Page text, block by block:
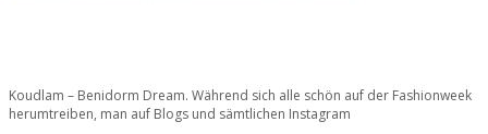
Koudlam – Benidorm Dream. Während sich alle schön auf der Fashionweek
herumtreiben, man auf Blogs und sämtlichen Instagram